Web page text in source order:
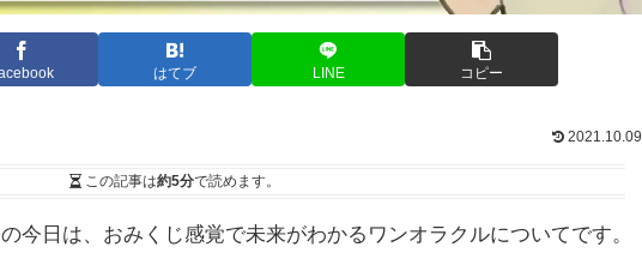
はてブ LINE コピー
2021.10.09
この記事は約5分で読めます。
今日は、おみくじ感覚で未来がわかるワンオラクルについてです。